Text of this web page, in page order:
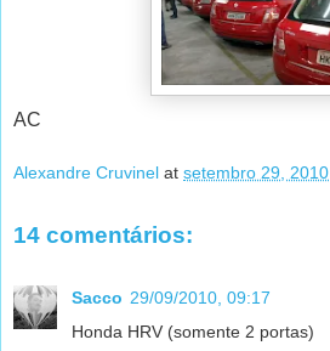
AC
Alexandre Cruvinel at setembro 29, 2010
14 comentários:
Sacco 29/09/2010, 09:17
Honda HRV (somente 2 portas)